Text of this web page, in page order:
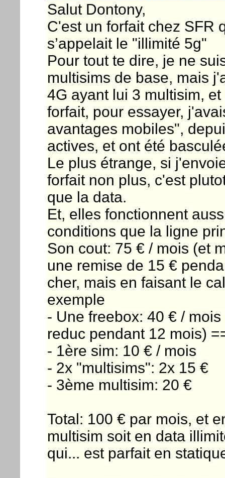
Salut Dontony,
C'est un forfait chez SFR
s’appelait le "illimité 5g"
Pour tout te dire, je ne
multisims de base, mais
4G ayant lui 3 multisim,
forfait, pour essayer,
avantages mobiles",
actives, et ont été
Le plus étrange, si
forfait non plus, c'est
que la data.
Et, elles fonctionnent
conditions que la ligne
Son cout: 75 € / mois (et
une remise de 15 €
cher, mais en faisant le
exemple
- Une freebox: 40 € /
reduc pendant 12 mois)
- 1ère sim: 10 € / mois
- 2x "multisims": 2x 15 €
- 3ème multisim: 20 €
Total: 100 € par mois, et
multisim soit en data
qui... est parfait en